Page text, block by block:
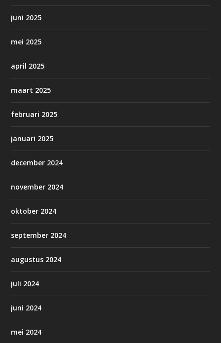
juni 2025
mei 2025
april 2025
maart 2025
februari 2025
januari 2025
december 2024
november 2024
oktober 2024
september 2024
augustus 2024
juli 2024
juni 2024
mei 2024